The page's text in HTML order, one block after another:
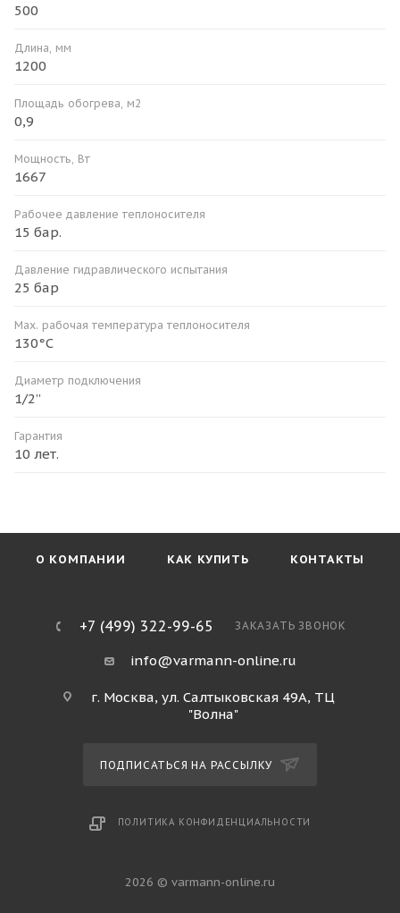
500
Длина, мм
1200
Площадь обогрева, м2
0,9
Мощность, Вт
1667
Рабочее давление теплоносителя
15 бар.
Давление гидравлического испытания
25 бар
Мax. рабочая температура теплоносителя
130°С
Диаметр подключения
1/2”
Гарантия
10 лет.
О КОМПАНИИ КАК КУПИТЬ КОНТАКТЫ
+7 (499) 322-99-65 ЗАКАЗАТЬ ЗВОНОК
info@varmann-online.ru
г. Москва, ул. Салтыковская 49А, ТЦ
"Волна"
ПОДПИСАТЬСЯ НА РАССЫЛКУ
ПОЛИТИКА КОНФИДЕНЦИАЛЬНОСТИ
2026 © varmann-online.ru